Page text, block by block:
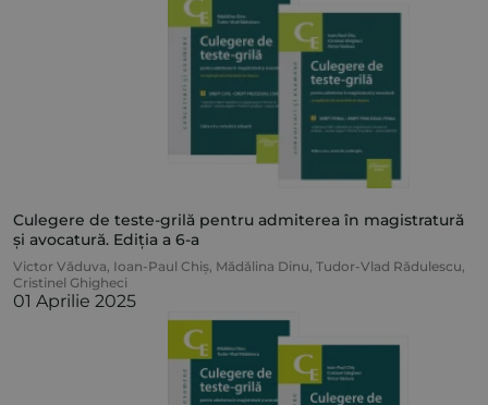
Culegere de teste-grilă pentru admiterea în magistratură
și avocatură. Ediția a 6-a
Victor Văduva, Ioan-Paul Chiș, Mădălina Dinu, Tudor-Vlad Rădulescu,
Cristinel Ghigheci
01 Aprilie 2025